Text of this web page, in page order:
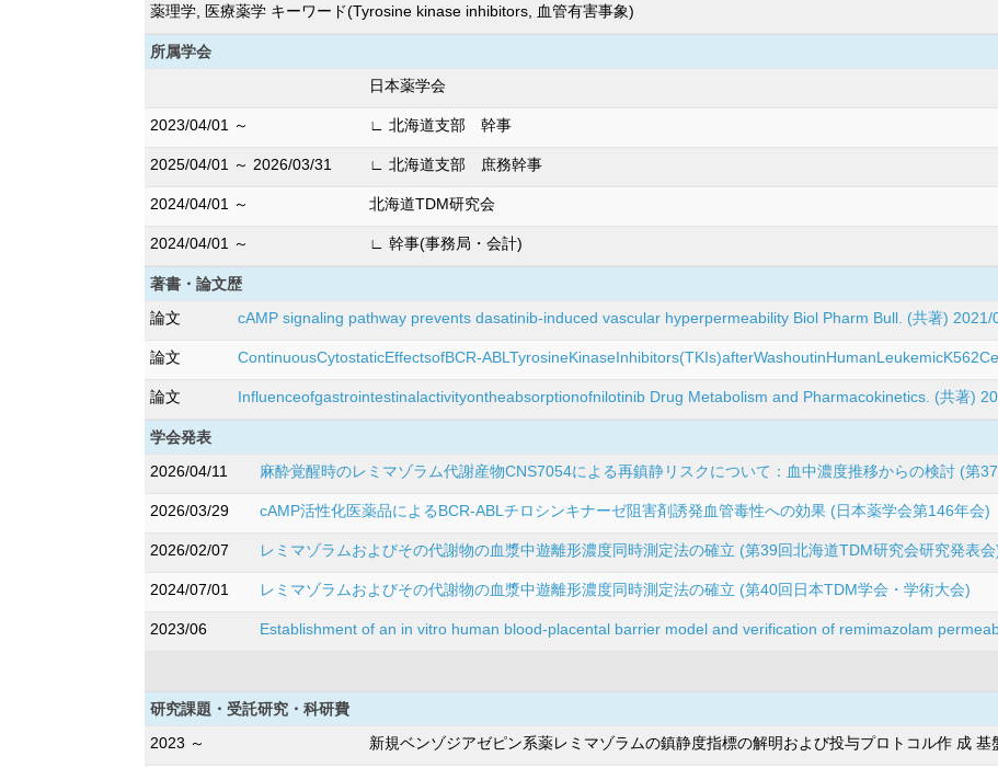
薬理学, 医療薬学 キーワード(Tyrosine kinase inhibitors, 血管有害事象)
所属学会
日本薬学会
2023/04/01 ～ ∟ 北海道支部 幹事
2025/04/01 ～ 2026/03/31 ∟ 北海道支部 庶務幹事
2024/04/01 ～ 北海道TDM研究会
2024/04/01 ～ ∟ 幹事(事務局・会計)
著書・論文歴
論文
cAMP signaling pathway prevents dasatinib-induced vascular hyperpermeability Biol Pharm Bull. (共著) 2021/
論文 ContinuousCytostaticEffectsofBCR-
論文 Influenceofgastrointestinalactivityontheabsorptionofnilotinib Drug Metabolism and Pharmacokinetics. (共著)
学会発表
2026/04/11
麻酔覚醒時のレミマゾラム代謝産物CNS7054による再鎮静リスクについて：血中濃度推移からの検討 (第
2026/03/29 cAMP活性化医薬品によるBCR-ABLチロシンキナーゼ阻害剤誘発血管毒性への効果 (日本薬学会第146年会)
2026/02/07 レミマゾラムおよびその代謝物の血漿中遊離形濃度同時測定法の確立 (第39回北海道TDM研究会研究発表会
2024/07/01 レミマゾラムおよびその代謝物の血漿中遊離形濃度同時測定法の確立 (第40回日本TDM学会・学術大会)
2023/06 Establishment of an in vitro human blood-placental barrier model and verification of remimazolam
研究課題・受託研究・科研費
2023 ～
新規ベンゾジアゼピン系薬レミマゾラムの鎮静度指標の解明および投与プロトコル作 成 基